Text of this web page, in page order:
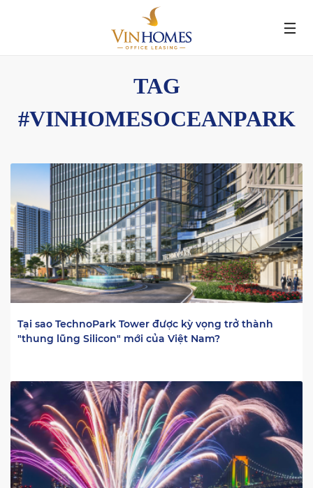
TAG
#VINHOMESOCEANPARK
Tại sao TechnoPark Tower được kỳ vọng trở thành
"thung lũng Silicon" mới của Việt Nam?